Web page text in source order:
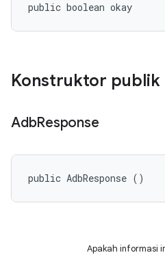
public boolean okay
Konstruktor publik
AdbResponse
public AdbResponse ()
Apakah informasi